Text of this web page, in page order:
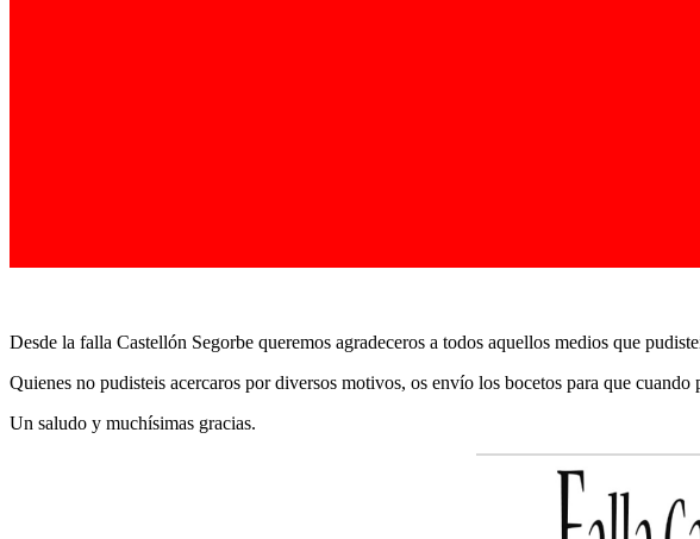
Desde la falla Castellón Segorbe queremos agradeceros a todos aquellos medios que
Quienes no pudisteis acercaros por diversos motivos, os envío los bocetos para que
Un saludo y muchísimas gracias.